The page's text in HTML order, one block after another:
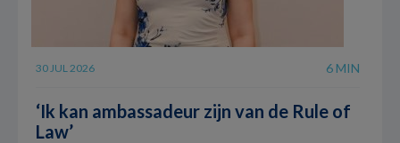
30 JUL 2026 6 MIN
‘Ik kan ambassadeur zijn van de Rule of
Law’